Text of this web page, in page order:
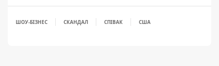
ШОУ-БІЗНЕС СКАНДАЛ СПІВАК США